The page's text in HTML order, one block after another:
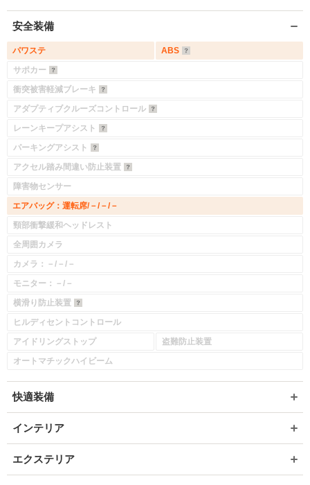
安全装備
パワステ
ABS
サポカー
衝突被害軽減ブレーキ
アダプティブクルーズコントロール
レーンキープアシスト
パーキングアシスト
アクセル踏み間違い防止装置
障害物センサー
エアバッグ：運転席/－/－/－
頸部衝撃緩和ヘッドレスト
全周囲カメラ
カメラ：－/－/－
モニター：－/－
横滑り防止装置
ヒルディセントコントロール
アイドリングストップ
盗難防止装置
オートマチックハイビーム
快適装備
インテリア
エクステリア